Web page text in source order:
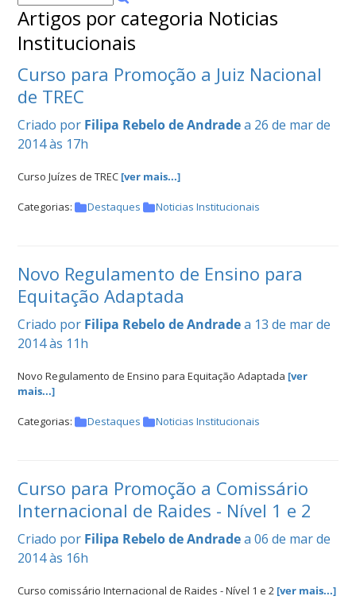
COMPETIÇÕES
PROGRAMA
COMPETIÇÕES
DOCUMENTOS
Horseball
CALENDÁRIO
COMPETIÇÕES
COMPETIÇÕES
RESULTADOS
DOCUMENTOS
Inter
Escolas
DOCUMENTOS
Artigos por categoria Noticias
Institucionais
Curso para Promoção a Juiz Nacional
de TREC
Criado por Filipa Rebelo de Andradea 26 de mar de
2014 às 17h
Curso Juízes de TREC [ver mais...]
Categorias: Destaques Noticias Institucionais
Novo Regulamento de Ensino para
Equitação Adaptada
Criado por Filipa Rebelo de Andradea 13 de mar de
2014 às 11h
Novo Regulamento de Ensino para Equitação Adaptada [ver
mais...]
Categorias: Destaques Noticias Institucionais
Curso para Promoção a Comissário
Internacional de Raides - Nível 1 e 2
Criado por Filipa Rebelo de Andradea 06 de mar de
2014 às 16h
Curso comissário Internacional de Raides - Nível 1 e 2 [ver mais...]